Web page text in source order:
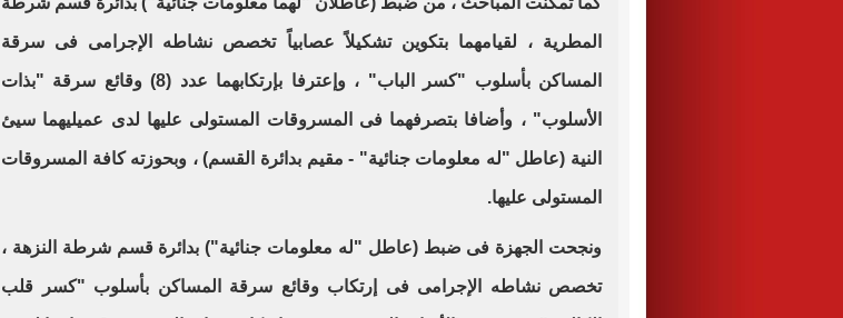
المطرية ، لقيامهما بتكوين تشكيلاً عصابياً تخصص نشاطه الإجرامى فى سرقة
المساكن بأسلوب "كسر الباب" ، وإعترفا بإرتكابهما عدد (8) وقائع سرقة "بذات
الأسلوب" ، وأضافا بتصرفهما فى المسروقات المستولى عليها لدى عميليهما سيئ
النية (عاطل "له معلومات جنائية" - مقيم بدائرة القسم) ، وبحوزته كافة المسروقات
المستولى عليها.
ونجحت الجهزة فى ضبط (عاطل "له معلومات جنائية") بدائرة قسم شرطة النزهة ،
تخصص نشاطه الإجرامى فى إرتكاب وقائع سرقة المساكن بأسلوب "كسر قلب